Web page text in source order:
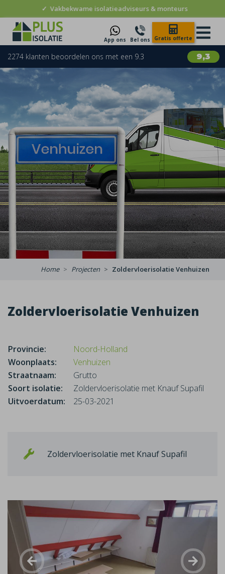
✓ Vakbekwame isolatieadviseurs & monteurs
App ons Bel ons Gratis offerte
9,3
2274 klanten beoordelen ons met een 9.3
Home Projecten Zoldervloerisolatie Venhuizen
Zoldervloerisolatie Venhuizen
Provincie:
Noord-Holland
Woonplaats:
Venhuizen
Straatnaam:
Grutto
Soort isolatie:
Zoldervloerisolatie met Knauf Supafil
Uitvoerdatum:
25-03-2021
Zoldervloerisolatie met Knauf Supafil